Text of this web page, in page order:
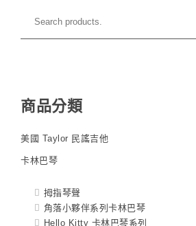
商品分類
美國 Taylor 民謠吉他
卡林巴琴
拇指琴聲
角落小夥伴系列卡林巴琴
Hello Kitty 卡林巴琴系列